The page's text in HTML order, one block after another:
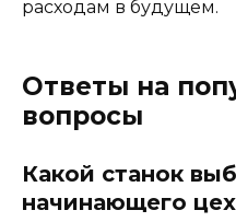
расходам в будущем.
Ответы на
вопросы
Какой станок
начинающего